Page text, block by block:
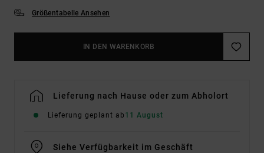
Größentabelle Ansehen
IN DEN WARENKORB
Lieferung nach Hause oder zum Abholort
Lieferung geplant ab 11 August
Siehe Verfügbarkeit im Geschäft